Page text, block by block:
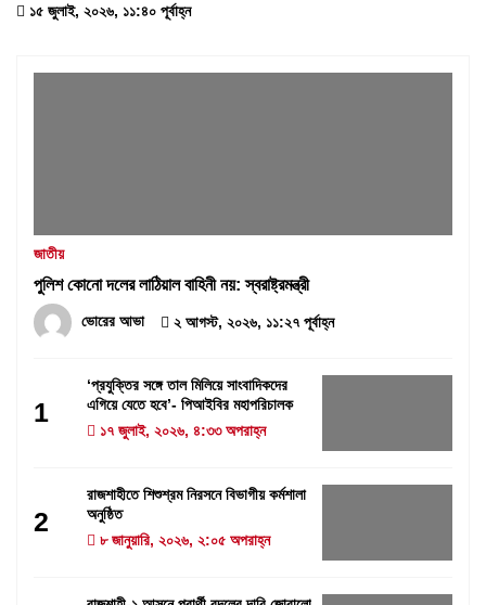
১৫ জুলাই, ২০২৬, ১১:৪০ পূর্বাহ্ন
জাতীয়
পুলিশ কোনো দলের লাঠিয়াল বাহিনী নয়: স্বরাষ্ট্রমন্ত্রী
ভোরের আভা ২ আগস্ট, ২০২৬, ১১:২৭ পূর্বাহ্ন
1
‘প্রযুক্তির সঙ্গে তাল মিলিয়ে সাংবাদিকদের
এগিয়ে যেতে হবে’- পিআইবির মহাপরিচালক
১৭ জুলাই, ২০২৬, ৪:৩৩ অপরাহ্ন
2
রাজশাহীতে শিশুশ্রম নিরসনে বিভাগীয় কর্মশালা
অনুষ্ঠিত
৮ জানুয়ারি, ২০২৬, ২:০৫ অপরাহ্ন